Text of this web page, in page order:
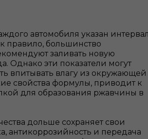
автомобиля указан интервал
правило, большинство
заливать новую
Однако эти показатели могут
впитывать влагу из окружающей
свойства формулы, приводит к
для образования ржавчины в
дольше сохраняет свои
антикоррозийность и передача